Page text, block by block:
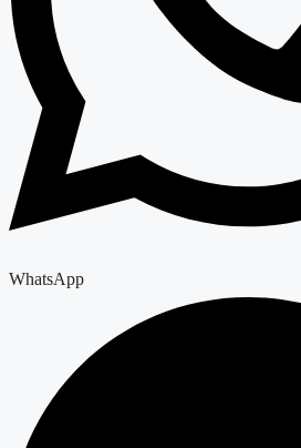
WhatsApp